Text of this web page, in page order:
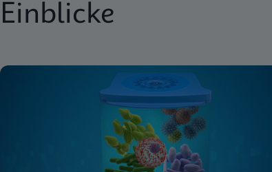
Einblicke